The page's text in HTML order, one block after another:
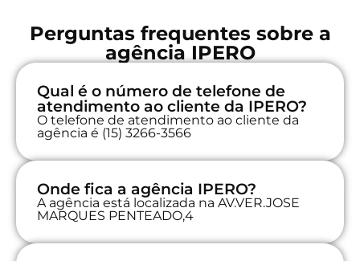
Perguntas frequentes sobre a
agência IPERO
Qual é o número de telefone de
atendimento ao cliente da IPERO?
O telefone de atendimento ao cliente da
agência é (15) 3266-3566
Onde fica a agência IPERO?
A agência está localizada na AV.VER.JOSE
MARQUES PENTEADO,4